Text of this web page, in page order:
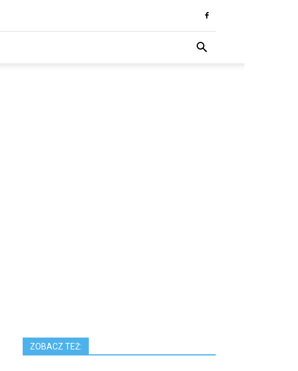
ZOBACZ TEŻ: